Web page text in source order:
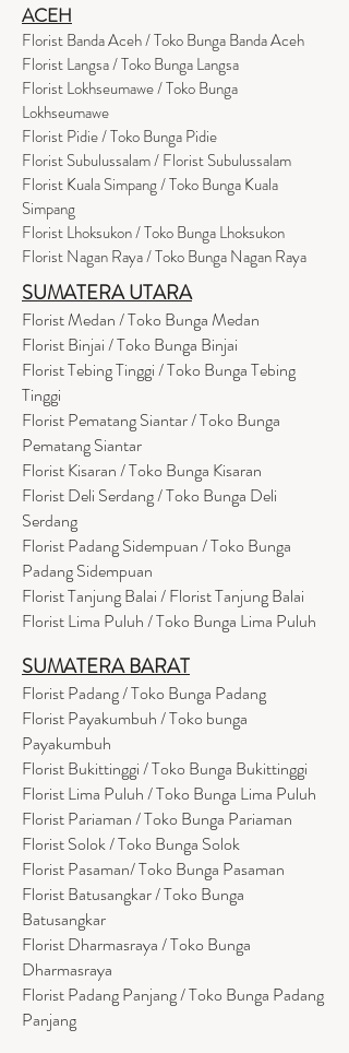
ACEH
Florist Banda Aceh / Toko Bunga Banda Aceh
Florist Langsa / Toko Bunga Langsa
Florist Lokhseumawe / Toko Bunga
Lokhseumawe
Florist Pidie / Toko Bunga Pidie
Florist Subulussalam / Florist Subulussalam
Florist Kuala Simpang / Toko Bunga Kuala
Simpang
Florist Lhoksukon / Toko Bunga Lhoksukon
Florist Nagan Raya / Toko Bunga Nagan Raya
SUMATERA UTARA
Florist Medan / Toko Bunga Medan
Florist Binjai / Toko Bunga Binjai
Florist Tebing Tinggi / Toko Bunga Tebing
Tinggi
Florist Pematang Siantar / Toko Bunga
Pematang Siantar
Florist Kisaran / Toko Bunga Kisaran
Florist Deli Serdang / Toko Bunga Deli
Serdang
Florist Padang Sidempuan / Toko Bunga
Padang Sidempuan
Florist Tanjung Balai / Florist Tanjung Balai
Florist Lima Puluh / Toko Bunga Lima Puluh
SUMATERA BARAT
Florist Padang / Toko Bunga Padang
Florist Payakumbuh / Toko bunga
Payakumbuh
Florist Bukittinggi / Toko Bunga Bukittinggi
Florist Lima Puluh / Toko Bunga Lima Puluh
Florist Pariaman / Toko Bunga Pariaman
Florist Solok / Toko Bunga Solok
Florist Pasaman/ Toko Bunga Pasaman
Florist Batusangkar / Toko Bunga
Batusangkar
Florist Dharmasraya / Toko Bunga
Dharmasraya
Florist Padang Panjang / Toko Bunga Padang
Panjang